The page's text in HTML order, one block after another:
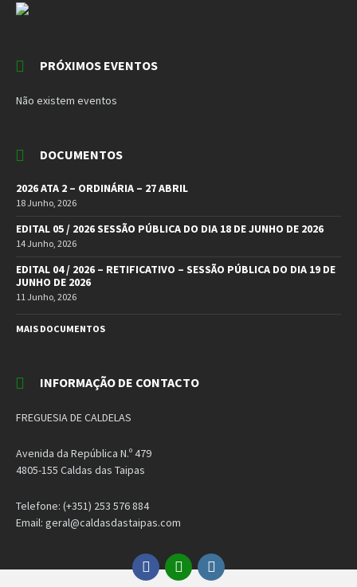
PRÓXIMOS EVENTOS
Não existem eventos
DOCUMENTOS
2026 ATA 2 – ORDINÁRIA – 27 ABRIL
18 Junho, 2026
EDITAL 05 / 2026 SESSÃO PÚBLICA DO DIA 18 DE JUNHO DE 2026
14 Junho, 2026
EDITAL 04 / 2026 – RETIFICATIVO – SESSÃO PÚBLICA DO DIA 19 DE
JUNHO DE 2026
11 Junho, 2026
MAIS DOCUMENTOS
INFORMAÇÃO DE CONTACTO
FREGUESIA DE CALDELAS
Avenida da República N.º 479
4805-155 Caldas das Taipas
Telefone: (+351) 253 576 884
Email: geral@caldasdastaipas.com
Facebook
EmailInstagram